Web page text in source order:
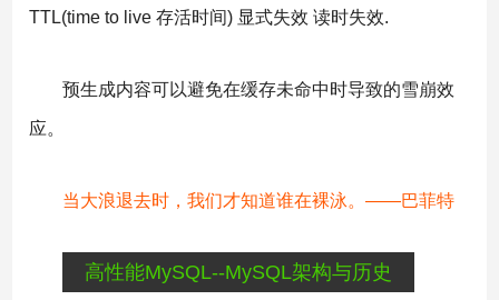
TTL(time to live 存活时间) 显式失效 读时失效.
预生成内容可以避免在缓存未命中时导致的雪崩效
应。
当大浪退去时，我们才知道谁在裸泳。——巴菲特
高性能MySQL--MySQL架构与历史